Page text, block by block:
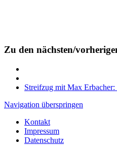
Zu den nächsten/
Streifzug mit Max
Navigation überspringen
Kontakt
Impressum
Datenschutz